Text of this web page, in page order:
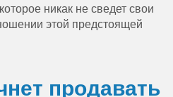
никак не сведет свои
этой предстоящей
продавать